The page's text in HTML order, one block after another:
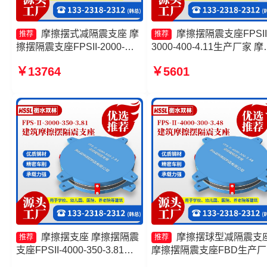
推荐
摩擦摆式减隔震支座 摩
擦摆隔震支座FPSII-2000-
支座FPSII-2000-350-3.81源
8000-350-3.81厂家
￥13764
推荐
摩擦摆隔震支座
3000-400-4.11生产厂家 摩
摩擦摆减隔震支座厂家 摩
￥5601
推荐
摩擦摆支座 摩擦摆隔震
支座FPSII-4000-350-3.81源
推荐
摩擦摆球型减隔震支
摩擦摆隔震支座FBD生产